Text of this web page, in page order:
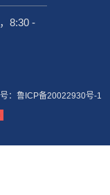
8:30 -
： 鲁ICP备20022930号-1